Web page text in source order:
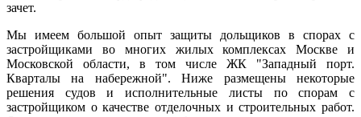
зачет.
Мы имеем большой опыт защиты дольщиков в спорах с
застройщиками во многих жилых комплексах Москве и
Московской области, в том числе ЖК "Западный порт.
Кварталы на набережной". Ниже размещены некоторые
решения судов и исполнительные листы по спорам с
застройщиком о качестве отделочных и строительных работ.